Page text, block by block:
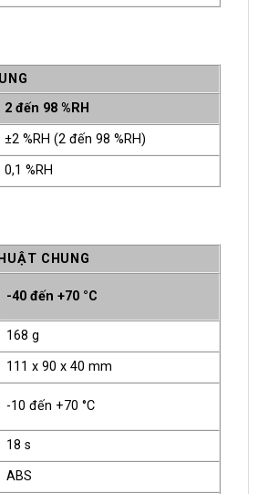
2 đến 98 %RH
±2 %RH (2 đến 98 %RH)
0,1 %RH
CHUNG
-40 đến +70 °C
168 g
111 x 90 x 40 mm
-10 đến +70 °C
18 s
ABS